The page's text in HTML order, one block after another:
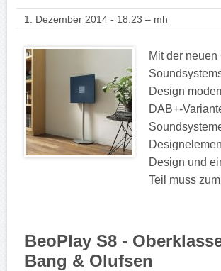
1. Dezember 2014 - 18:23 – mh
Mit der
Design
DAB+-
Design und
Teil muss
BeoPlay S8 -
Bang & Olufsen